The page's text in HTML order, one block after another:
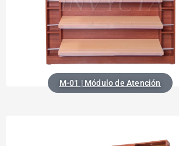
M-01 | Módulo de Atención